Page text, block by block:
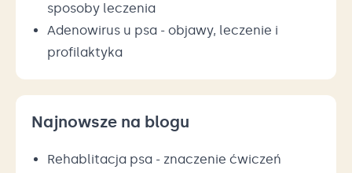
sposoby leczenia
Adenowirus u psa - objawy, leczenie i
profilaktyka
Najnowsze na blogu
Rehablitacja psa - znaczenie ćwiczeń